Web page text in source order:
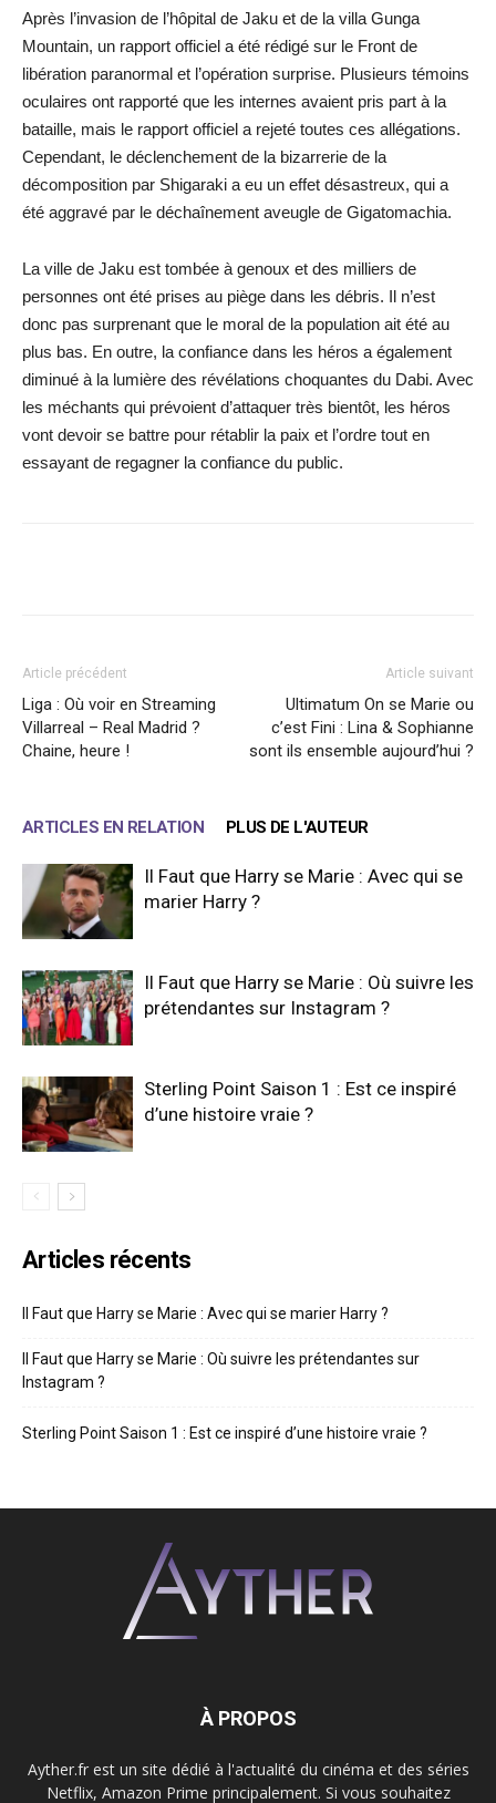
Après l’invasion de l’hôpital de Jaku et de la villa Gunga
Mountain, un rapport officiel a été rédigé sur le Front de
libération paranormal et l’opération surprise. Plusieurs témoins
oculaires ont rapporté que les internes avaient pris part à la
bataille, mais le rapport officiel a rejeté toutes ces allégations.
Cependant, le déclenchement de la bizarrerie de la
décomposition par Shigaraki a eu un effet désastreux, qui a
été aggravé par le déchaînement aveugle de Gigatomachia.
La ville de Jaku est tombée à genoux et des milliers de
personnes ont été prises au piège dans les débris. Il n’est
donc pas surprenant que le moral de la population ait été au
plus bas. En outre, la confiance dans les héros a également
diminué à la lumière des révélations choquantes du Dabi. Avec
les méchants qui prévoient d’attaquer très bientôt, les héros
vont devoir se battre pour rétablir la paix et l’ordre tout en
essayant de regagner la confiance du public.
Article précédent
Liga : Où voir en Streaming
Villarreal – Real Madrid ?
Chaine, heure !
Article suivant
Ultimatum On se Marie ou
c’est Fini : Lina & Sophianne
sont ils ensemble aujourd’hui ?
ARTICLES EN RELATION PLUS DE L'AUTEUR
Il Faut que Harry se Marie : Avec qui se
marier Harry ?
Il Faut que Harry se Marie : Où suivre les
prétendantes sur Instagram ?
Sterling Point Saison 1 : Est ce inspiré
d’une histoire vraie ?
Articles récents
Il Faut que Harry se Marie : Avec qui se marier Harry ?
Il Faut que Harry se Marie : Où suivre les prétendantes sur
Instagram ?
Sterling Point Saison 1 : Est ce inspiré d’une histoire vraie ?
À PROPOS
Ayther.fr est un site dédié à l'actualité du cinéma et des séries
Netflix, Amazon Prime principalement. Si vous souhaitez